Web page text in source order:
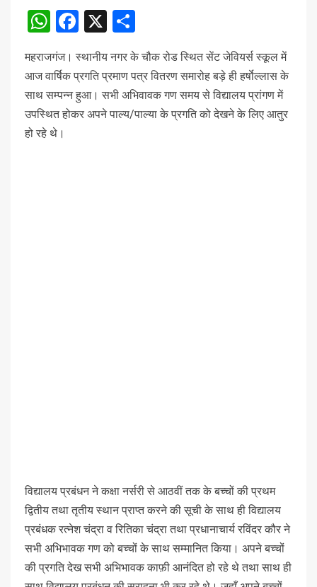
WhatsApp
Facebook
X
महराजगंज। स्थानीय नगर के चौक रोड स्थित सेंट जेवियर्स स्कूल में
आज वार्षिक प्रगति प्रमाण पत्र वितरण समारोह बड़े ही हर्षाेल्लास के
साथ सम्पन्न हुआ। सभी अभिवावक गण समय से विद्यालय प्रांगण में
उपस्थित होकर अपने पाल्य/पाल्या के प्रगति को देखने के लिए आतुर
हो रहे थे।
विद्यालय प्रबंधन ने कक्षा नर्सरी से आठवीं तक के बच्चों की प्रथम
द्वितीय तथा तृतीय स्थान प्राप्त करने की सूची के साथ ही विद्यालय
प्रबंधक रत्नेश चंद्रा व रितिका चंद्रा तथा प्रधानाचार्य रविंदर कौर ने
सभी अभिभावक गण को बच्चों के साथ सम्मानित किया। अपने बच्चों
की प्रगति देख सभी अभिभावक काफ़ी आनंदित हो रहे थे तथा साथ ही